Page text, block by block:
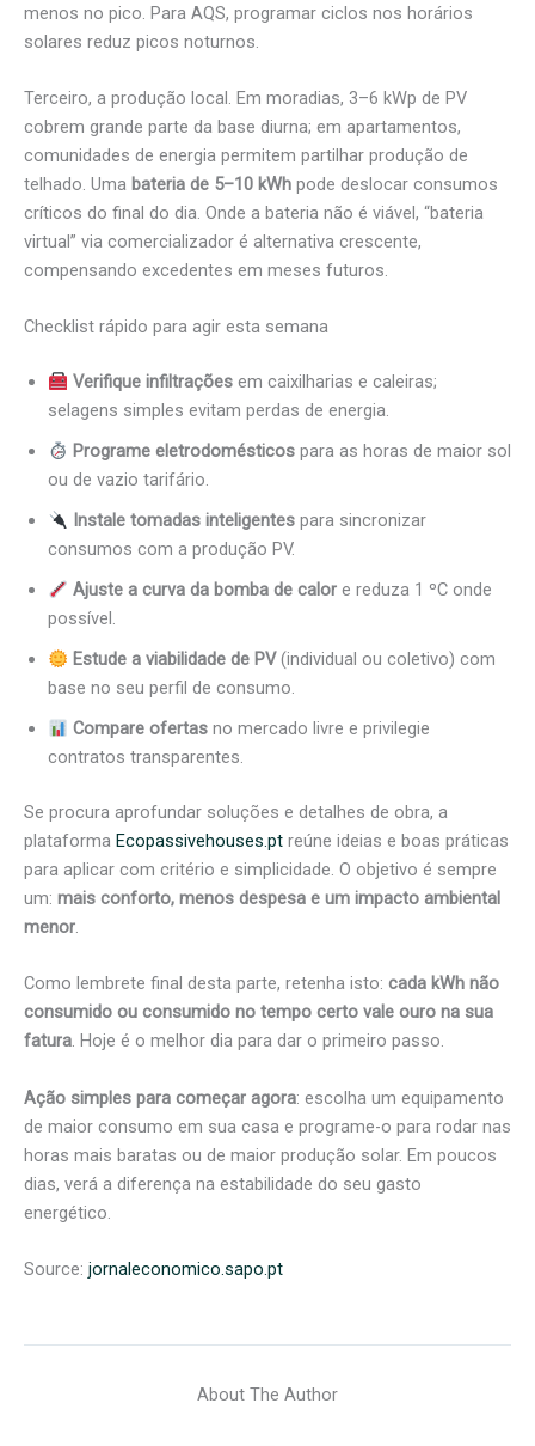
menos no pico. Para AQS, programar ciclos nos horários
solares reduz picos noturnos.
Terceiro, a produção local. Em moradias, 3–6 kWp de PV
cobrem grande parte da base diurna; em apartamentos,
comunidades de energia permitem partilhar produção de
telhado. Uma bateria de 5–10 kWh pode deslocar consumos
críticos do final do dia. Onde a bateria não é viável, “bateria
virtual” via comercializador é alternativa crescente,
compensando excedentes em meses futuros.
Checklist rápido para agir esta semana
Verifique infiltraçõesem caixilharias e caleiras;
selagens simples evitam perdas de energia.
Programe eletrodomésticospara as horas de maior sol
ou de vazio tarifário.
Instale tomadas inteligentespara sincronizar
consumos com a produção PV.
Ajuste a curva da bomba de calore reduza 1 ºC onde
possível.
Estude a viabilidade de PV(individual ou coletivo) com
base no seu perfil de consumo.
Compare ofertasno mercado livre e privilegie
contratos transparentes.
Se procura aprofundar soluções e detalhes de obra, a
plataforma Ecopassivehouses.pt reúne ideias e boas práticas
para aplicar com critério e simplicidade. O objetivo é sempre
um: mais conforto, menos despesa e um impacto ambiental
menor.
Como lembrete final desta parte, retenha isto: cada kWh não
consumido ou consumido no tempo certo vale ouro na sua
fatura. Hoje é o melhor dia para dar o primeiro passo.
Ação simples para começar agora: escolha um equipamento
de maior consumo em sua casa e programe-o para rodar nas
horas mais baratas ou de maior produção solar. Em poucos
dias, verá a diferença na estabilidade do seu gasto
energético.
Source: jornaleconomico.sapo.pt
About The Author